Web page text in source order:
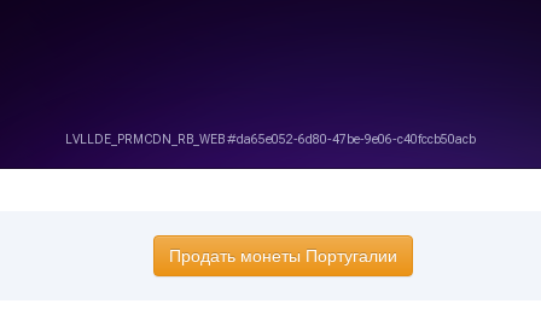
Продать монеты Португалии